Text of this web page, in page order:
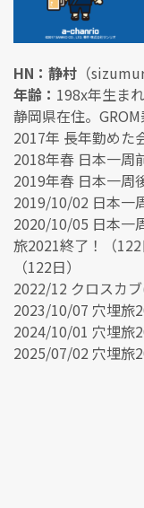
HN：静村 （
年齢： 198x年生まれ
静岡県在住。GROM
2017年 長年勤めた
2018年春 日本一周
2019年春 日本一周
2019/10/02 日本一
2020/10/05 日本一
旅2021終了！（
（122日）
2022/12 クロスカ
2023/10/07 穴埋旅
2024/10/01 穴埋旅
2025/07/02 穴埋旅